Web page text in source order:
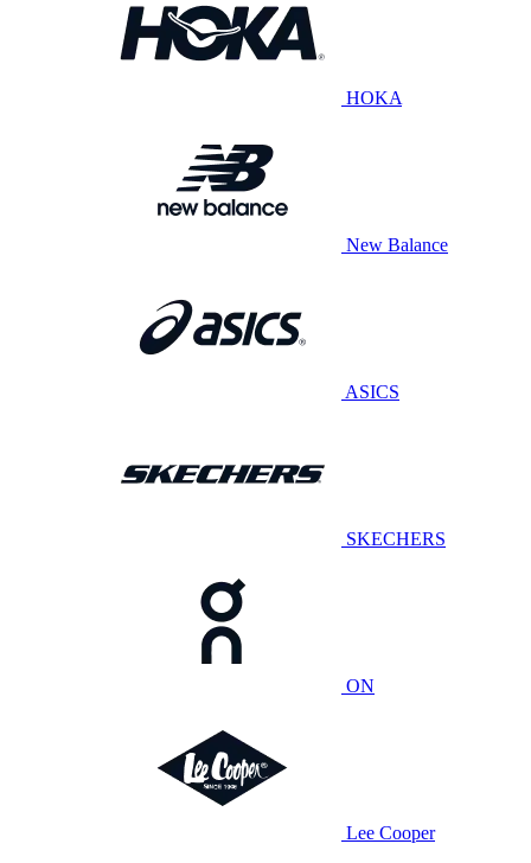
HOKA
New Balance
ASICS
SKECHERS
ON
Lee Cooper